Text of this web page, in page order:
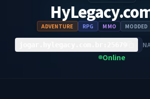
ADVENTURE RPG MMO MODDED
Online